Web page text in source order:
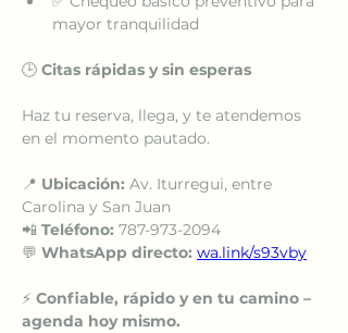
mayor tranquilidad
🕒 Citas rápidas y sin esperas
Haz tu reserva, llega, y te atendemos
en el momento pautado.
📍 Ubicación: Av. Iturregui, entre
Carolina y San Juan
📲 Teléfono: 787-973-2094
💬 WhatsApp directo: wa.link/s93vby
⚡ Confiable, rápido y en tu camino –
agenda hoy mismo.